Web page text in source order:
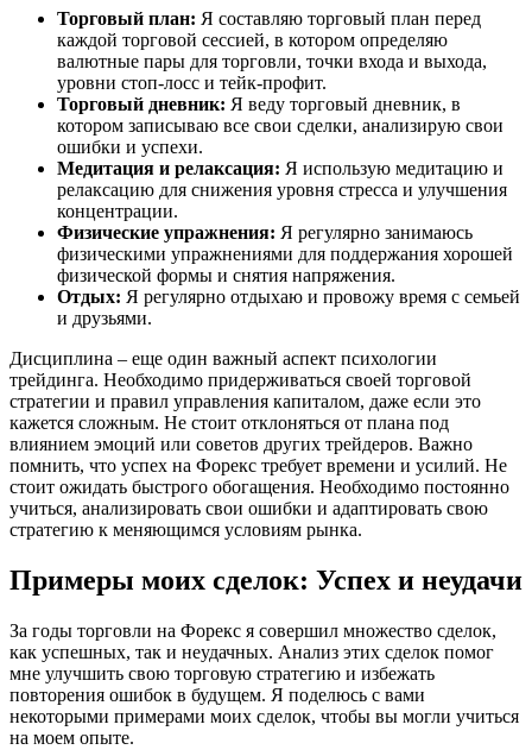
Торговый план: Я составляю торговый план перед
каждой торговой сессией, в котором определяю
валютные пары для торговли, точки входа и выхода,
уровни стоп-лосс и тейк-профит.
Торговый дневник: Я веду торговый дневник, в
котором записываю все свои сделки, анализирую свои
ошибки и успехи.
Медитация и релаксация: Я использую медитацию и
релаксацию для снижения уровня стресса и улучшения
концентрации.
Физические упражнения: Я регулярно занимаюсь
физическими упражнениями для поддержания хорошей
физической формы и снятия напряжения.
Отдых: Я регулярно отдыхаю и провожу время с семьей
и друзьями.
Дисциплина – еще один важный аспект психологии
трейдинга. Необходимо придерживаться своей торговой
стратегии и правил управления капиталом, даже если это
кажется сложным. Не стоит отклоняться от плана под
влиянием эмоций или советов других трейдеров. Важно
помнить, что успех на Форекс требует времени и усилий. Не
стоит ожидать быстрого обогащения. Необходимо постоянно
учиться, анализировать свои ошибки и адаптировать свою
стратегию к меняющимся условиям рынка.
Примеры моих сделок: Успех и неудачи
За годы торговли на Форекс я совершил множество сделок,
как успешных, так и неудачных. Анализ этих сделок помог
мне улучшить свою торговую стратегию и избежать
повторения ошибок в будущем. Я поделюсь с вами
некоторыми примерами моих сделок, чтобы вы могли учиться
на моем опыте.